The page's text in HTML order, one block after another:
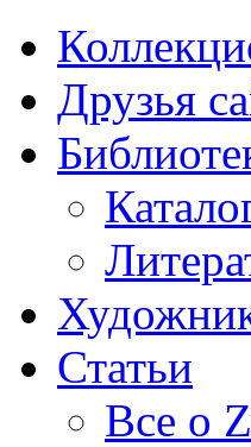
Друзья
Статьи
Все о